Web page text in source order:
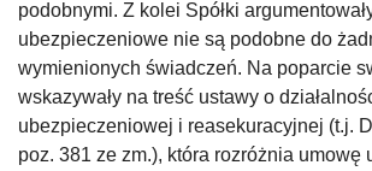
podobnymi. Z kolei Spółki
ubezpieczeniowe nie są podobne do
wymienionych świadczeń. Na poparcie
wskazywały na treść ustawy o
ubezpieczeniowej i reasekuracyjnej (t.j.
poz. 381 ze zm.), która rozróżnia umowę